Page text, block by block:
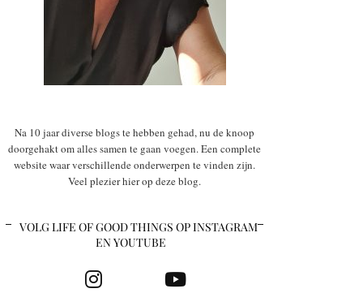
Na 10 jaar diverse blogs te hebben gehad, nu de knoop
doorgehakt om alles samen te gaan voegen. Een complete
website waar verschillende onderwerpen te vinden zijn.
Veel plezier hier op deze blog.
VOLG LIFE OF GOOD THINGS OP INSTAGRAM
EN YOUTUBE